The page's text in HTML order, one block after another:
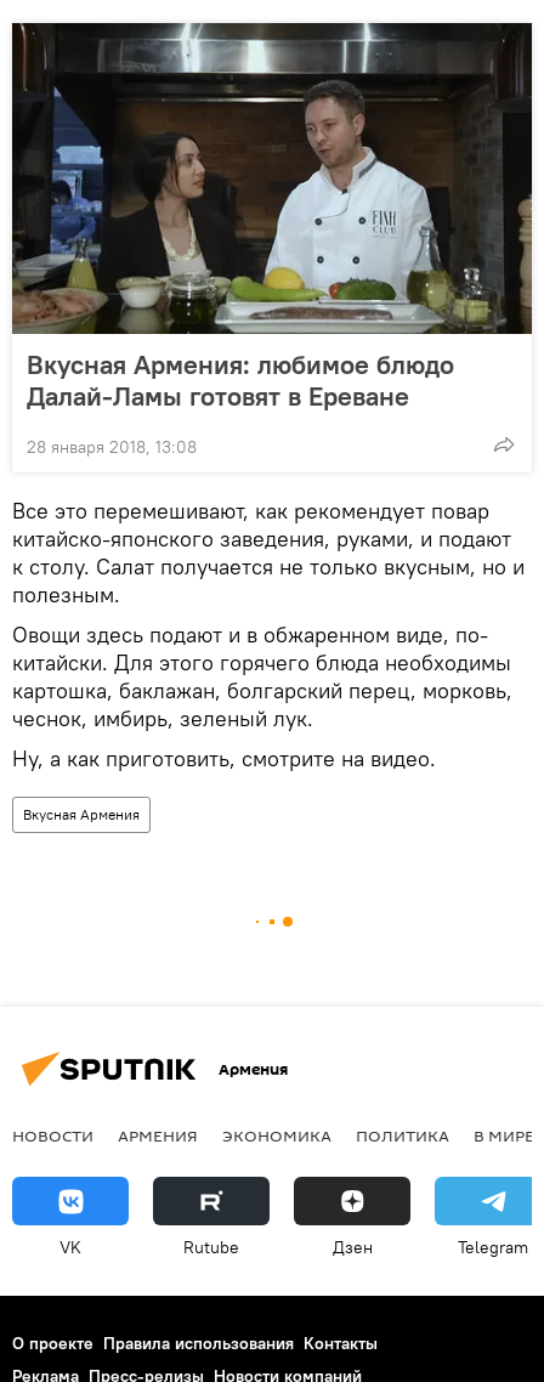
Вкусная Армения: любимое блюдо
Далай-Ламы готовят в Ереване
28 января 2018, 13:08
Все это перемешивают, как рекомендует повар
китайско-японского заведения, руками, и подают
к столу. Салат получается не только вкусным, но и
полезным.
Овощи здесь подают и в обжаренном виде, по-
китайски. Для этого горячего блюда необходимы
картошка, баклажан, болгарский перец, морковь,
чеснок, имбирь, зеленый лук.
Ну, а как приготовить, смотрите на видео.
Вкусная Армения
Армения
НОВОСТИ АРМЕНИЯ ЭКОНОМИКА ПОЛИТИКА В МИРЕ
VK Rutube Дзен Telegram
О проекте Правила использования Контакты
Реклама Пресс-релизы Новости компаний